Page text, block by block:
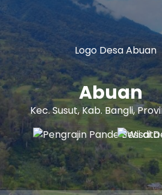
Abuan
Kec. Susut, Kab. Bangli,